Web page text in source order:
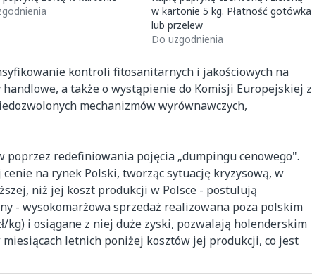
w kartonie 5 kg. Płatność gotówka
lub przelew
Do uzgodnienia
kontroli fitosanitarnych i jakościowych na
a także o wystąpienie do Komisji Europejskiej z
mechanizmów wyrównawczych,
redefiniowania pojęcia „dumpingu cenowego".
na rynek Polski, tworząc sytuację kryzysową, w
niż jej koszt produkcji w Polsce - postulują
- wysokomarżowa sprzedaż realizowana poza polskim
kg) i osiągane z niej duże zyski, pozwalają holenderskim
letnich poniżej kosztów jej produkcji, co jest